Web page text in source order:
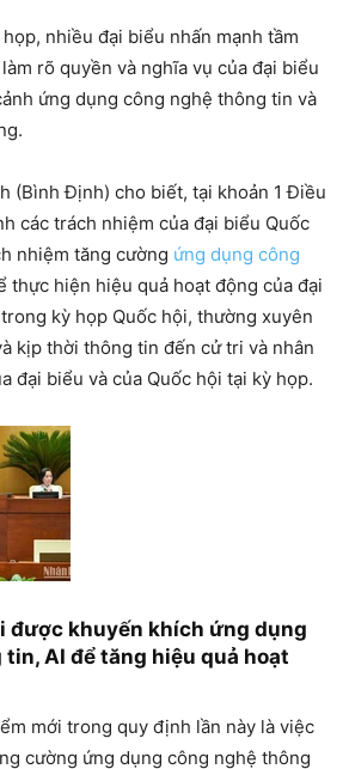
nhiều đại biểu nhấn mạnh tầm
rõ quyền và nghĩa vụ của đại biểu
ứng dụng công nghệ thông tin và
(Bình Định) cho biết, tại khoản 1 Điều
các trách nhiệm của đại biểu Quốc
nhiệm tăng cường ứng dụng công
thực hiện hiệu quả hoạt động của đại
kỳ họp Quốc hội, thường xuyên
kịp thời thông tin đến cử tri và nhân
đại biểu và của Quốc hội tại kỳ họp.
được khuyến khích ứng dụng
AI để tăng hiệu quả hoạt
mới trong quy định lần này là việc
cường ứng dụng công nghệ thông